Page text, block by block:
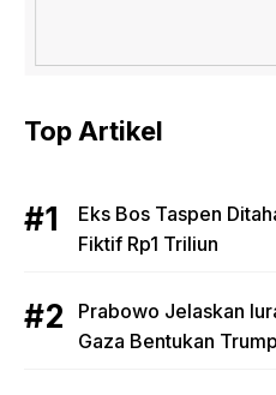
Top Artikel
Eks Bos Taspen
Fiktif Rp1 Triliun
Prabowo Jelaskan
Gaza Bentukan Trump